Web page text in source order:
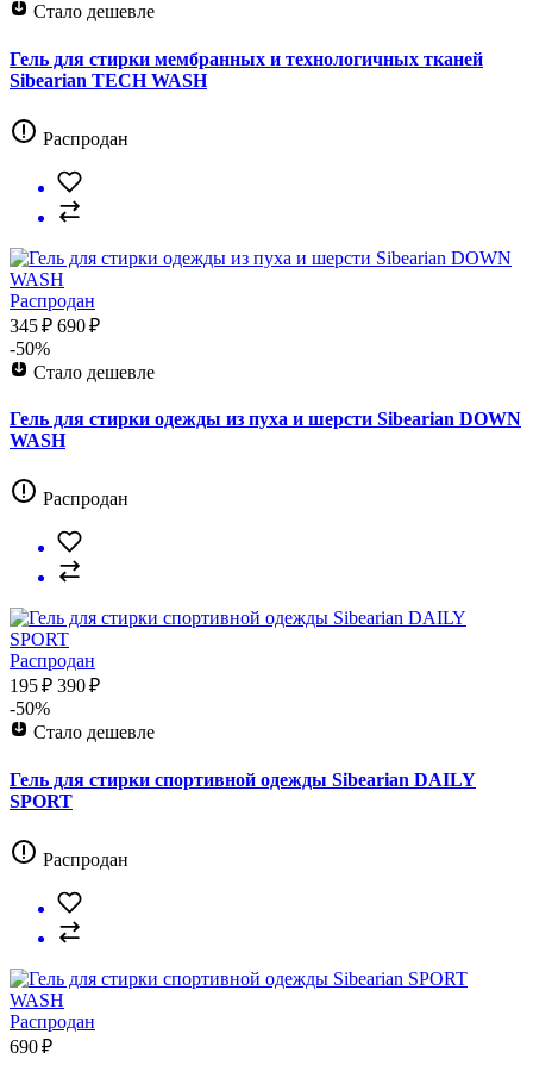
Стало дешевле
Гель для стирки мембранных и технологичных тканей
Sibearian TECH WASH
Распродан
Распродан
345 ₽ 690 ₽
-50%
Стало дешевле
Гель для стирки одежды из пуха и шерсти Sibearian DOWN
WASH
Распродан
Распродан
195 ₽ 390 ₽
-50%
Стало дешевле
Гель для стирки спортивной одежды Sibearian DAILY
SPORT
Распродан
Распродан
690 ₽